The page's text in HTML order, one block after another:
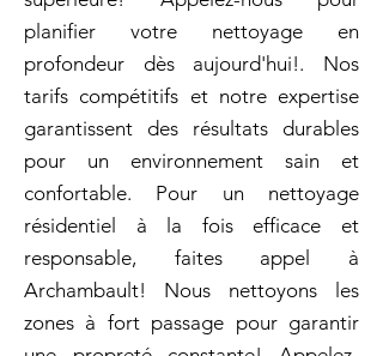
planifier votre nettoyage en
profondeur dès aujourd'hui!. Nos
tarifs compétitifs et notre expertise
garantissent des résultats durables
pour un environnement sain et
confortable. Pour un nettoyage
résidentiel à la fois efficace et
responsable, faites appel à
Archambault! Nous nettoyons les
zones à fort passage pour garantir